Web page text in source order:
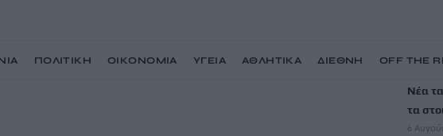
ΠΟΛΙΤΙΚΗ ΟΙΚΟΝΟΜΙΑ ΥΓΕΙΑ ΑΘΛΗΤΙΚΑ ΔΙΕΘΝΗ OFF THE
ΡΟΗ
Νέα
τα
6